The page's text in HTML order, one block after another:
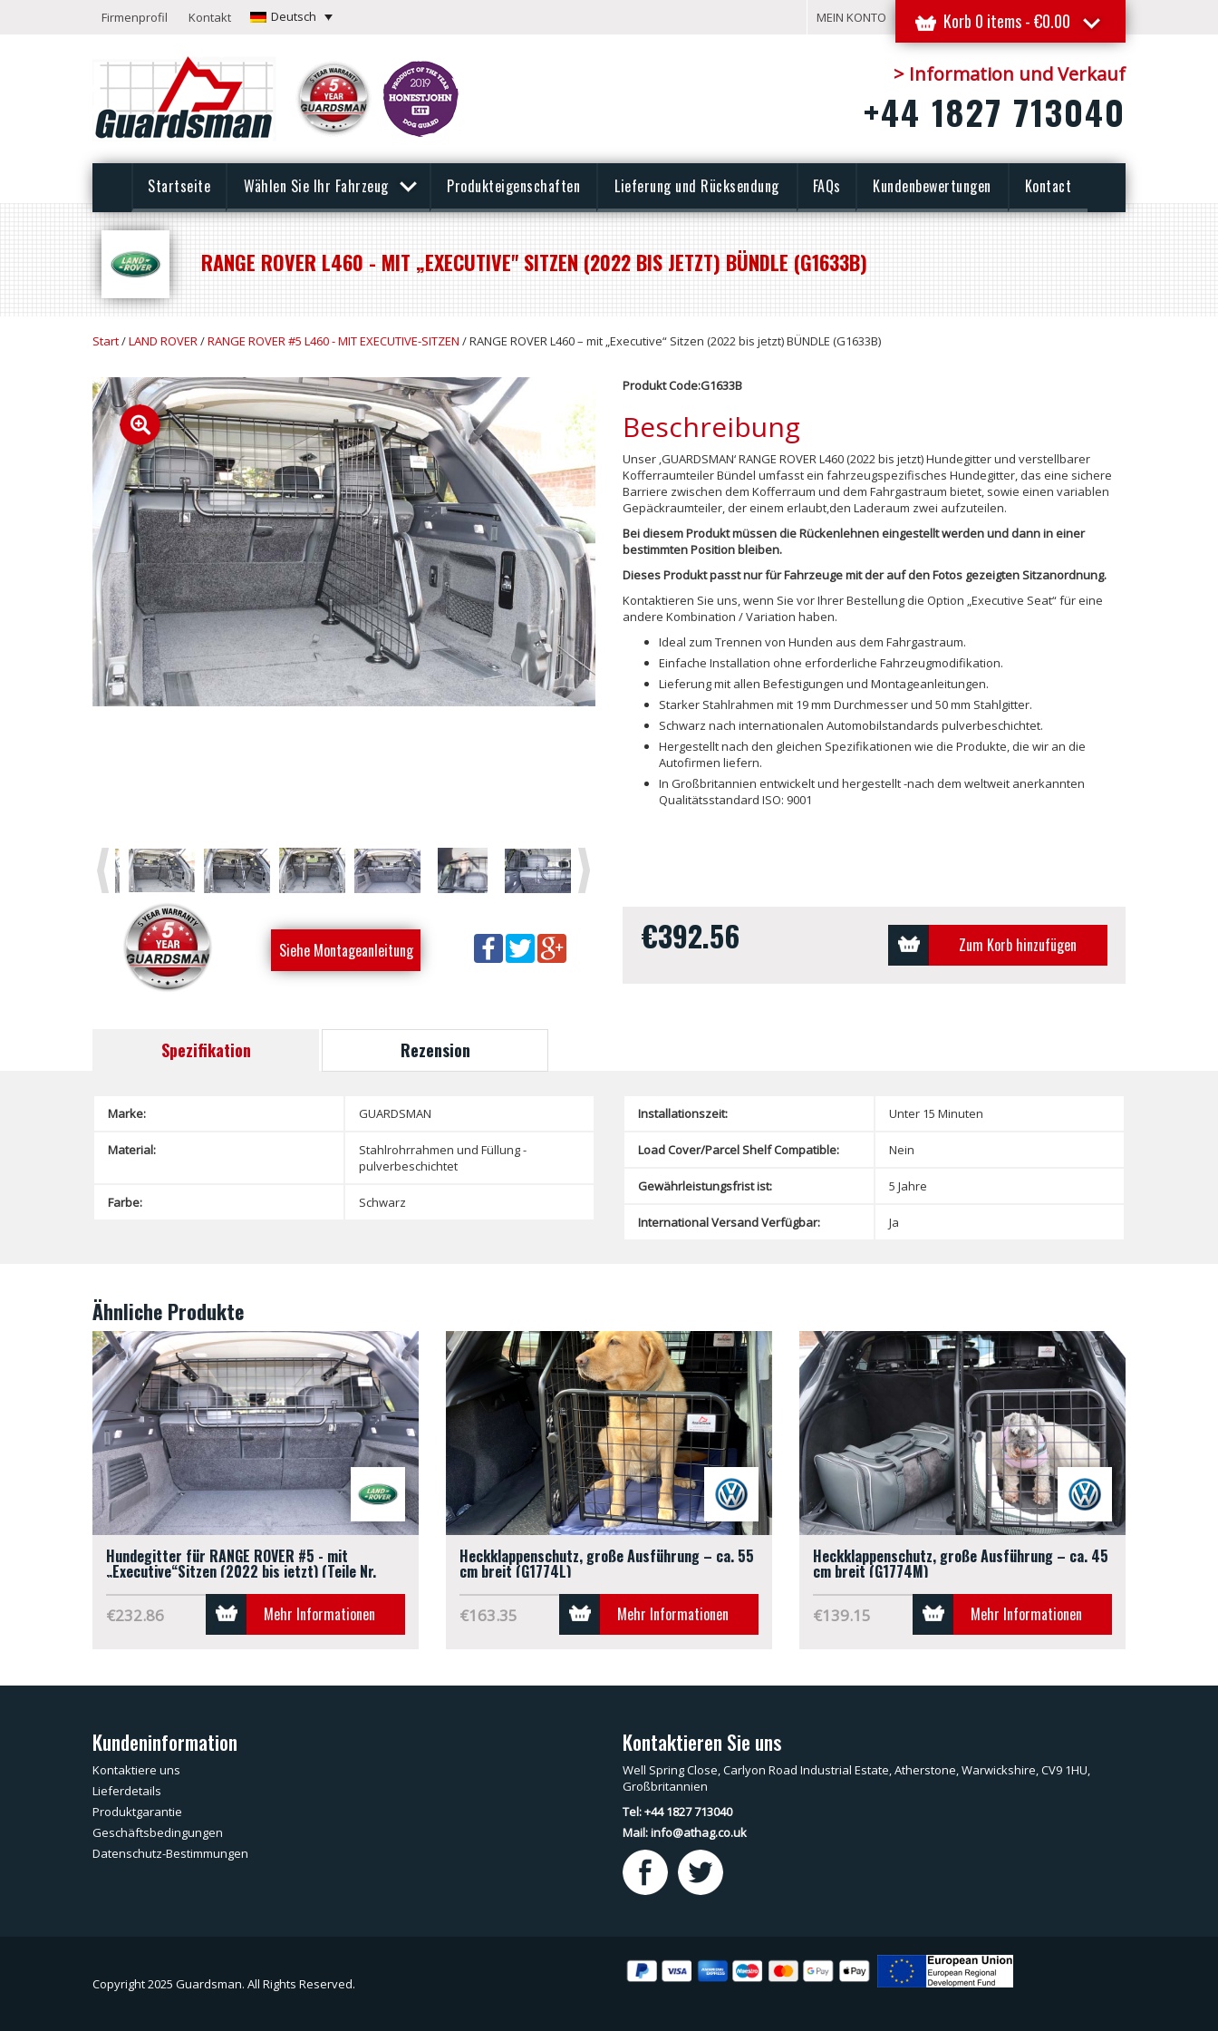
Firmenprofil Kontakt Deutsch Korb 0 items -€0.00
MEIN KONTO
> Information und Verkauf
+44 1827 713040
Startseite Wählen Sie Ihr Fahrzeug Produkteigenschaften Lieferung und Rücksendung FAQs Kundenbewertungen Kontact
RANGE ROVER L460 - MIT „EXECUTIVE" SITZEN (2022 BIS JETZT) BÜNDLE (G1633B)
Start/LAND ROVER/RANGE ROVER #5 L460 - MIT EXECUTIVE-SITZEN / RANGE ROVER L460 – mit „Executive“ Sitzen (2022 bis jetzt) BÜNDLE (G1633B)
Previous Next
Produkt Code:G1633B
Beschreibung
Unser ‚GUARDSMAN‘ RANGE ROVER L460 (2022 bis jetzt) Hundegitter und verstellbarer
Kofferraumteiler Bündel umfasst ein fahrzeugspezifisches Hundegitter, das eine sichere
Barriere zwischen dem Kofferraum und dem Fahrgastraum bietet, sowie einen variablen
Gepäckraumteiler, der einem erlaubt,den Laderaum zwei aufzuteilen.
Bei diesem Produkt müssen die Rückenlehnen eingestellt werden und dann in einer
bestimmten Position bleiben.
Dieses Produkt passt nur für Fahrzeuge mit der auf den Fotos gezeigten Sitzanordnung.
Kontaktieren Sie uns, wenn Sie vor Ihrer Bestellung die Option „Executive Seat“ für eine
andere Kombination / Variation haben.
Ideal zum Trennen von Hunden aus dem Fahrgastraum.
Einfache Installation ohne erforderliche Fahrzeugmodifikation.
Lieferung mit allen Befestigungen und Montageanleitungen.
Starker Stahlrahmen mit 19 mm Durchmesser und 50 mm Stahlgitter.
Schwarz nach internationalen Automobilstandards pulverbeschichtet.
Hergestellt nach den gleichen Spezifikationen wie die Produkte, die wir an die
Autofirmen liefern.
In Großbritannien entwickelt und hergestellt -nach dem weltweit anerkannten
Qualitätsstandard ISO: 9001
Siehe Montageanleitung €392.56 Zum Korb hinzufügen
Spezifikation Rezension
Marke: GUARDSMAN
Material:
Stahlrohrrahmen und Füllung -
pulverbeschichtet
Farbe: Schwarz
Installationszeit: Unter 15 Minuten
Load Cover/Parcel Shelf Compatible: Nein
Gewährleistungsfrist ist: 5 Jahre
International Versand Verfügbar: Ja
Ähnliche Produkte
Hundegitter für RANGE ROVER #5 - mit
„Executive“Sitzen (2022 bis jetzt) (Teile Nr.
€232.86 Mehr Informationen
Heckklappenschutz, große Ausführung – ca. 55
cm breit (G1774L)
€163.35 Mehr Informationen
Heckklappenschutz, große Ausführung – ca. 45
cm breit (G1774M)
€139.15 Mehr Informationen
Kundeninformation
Kontaktiere uns
Lieferdetails
Produktgarantie
Geschäftsbedingungen
Datenschutz-Bestimmungen
Kontaktieren Sie uns
Well Spring Close, Carlyon Road Industrial Estate, Atherstone, Warwickshire, CV9 1HU,
Großbritannien
Tel: +44 1827 713040
Mail:info@athag.co.uk
Copyright 2025 Guardsman. All Rights Reserved.